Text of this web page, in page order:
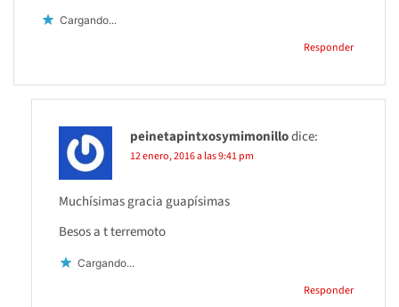
Cargando...
Responder
peinetapintxosymimonillodice:
12 enero, 2016 a las 9:41 pm
Muchísimas gracia guapísimas
Besos a t terremoto
Cargando...
Responder